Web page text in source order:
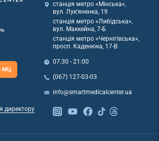
МЦ
директору
станція метро «Мінська»,
вул. Лук'яненка, 19
станція метро «Либідська»,
вул. Маккейна, 7-Б
станція метро «Чернігівська»,
просп. Каденюка, 17-В
07:30 - 21:00
(067) 127-03-03
info@smartmedicalcenter.ua